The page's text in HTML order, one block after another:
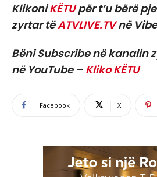
KlikoniKËTUpër t’u bërë
zyrtar tëATVLIVE.TVnë
Bëni Subscribe në kanalin
në YouTube – Kliko KËTU
Facebook X